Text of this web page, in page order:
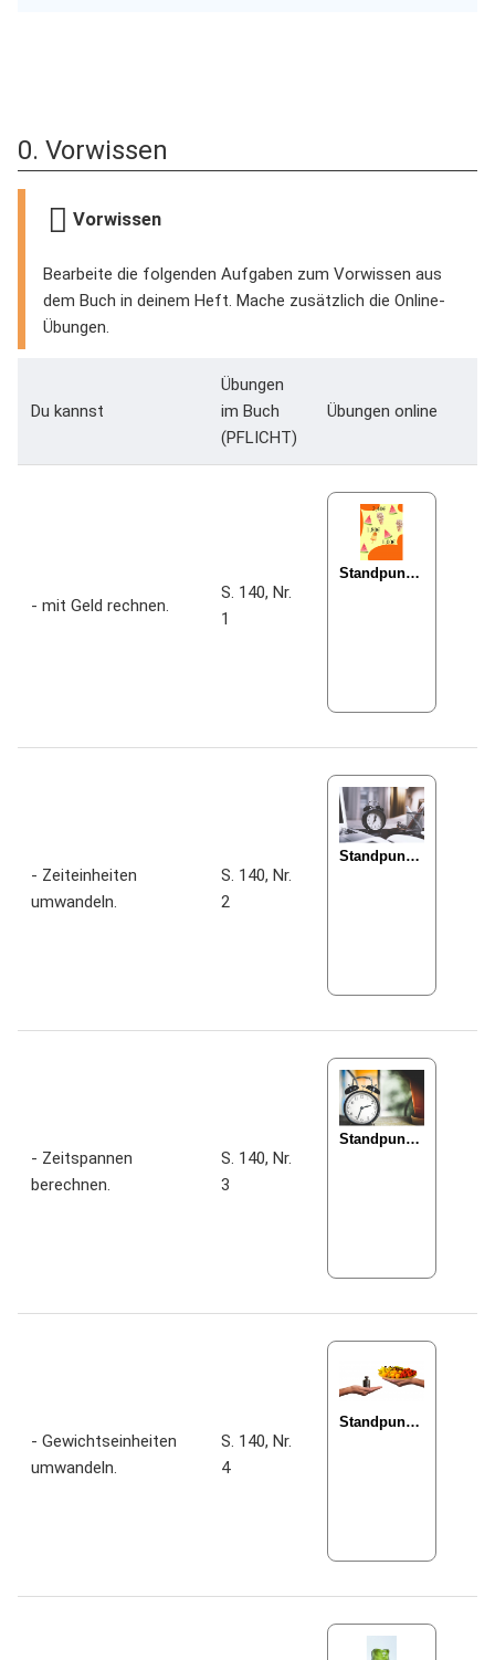
0. Vorwissen
Vorwissen
Bearbeite die folgenden Aufgaben zum Vorwissen aus
dem Buch in deinem Heft. Mache zusätzlich die Online-
Übungen.
Du kannst
Übungen
im Buch
(PFLICHT)
Übungen online
- mit Geld rechnen.
S. 140, Nr.
1
- Zeiteinheiten
umwandeln.
S. 140, Nr.
2
- Zeitspannen
berechnen.
S. 140, Nr.
3
- Gewichtseinheiten
umwandeln.
S. 140, Nr.
4